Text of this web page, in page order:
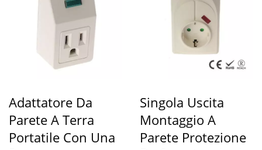
Adattatore Da
Parete A Terra
Portatile Con Una
Singola Uscita
Montaggio A
Parete Protezione